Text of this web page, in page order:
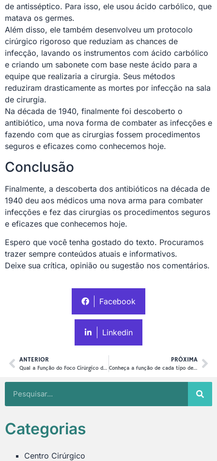
de antisséptico. Para isso, ele usou ácido carbólico, que
matava os germes.
Além disso, ele também desenvolveu um protocolo
cirúrgico rigoroso que reduziam as chances de
infecção, lavando os instrumentos com ácido carbólico
e criando um sabonete com base neste ácido para a
equipe que realizaria a cirurgia. Seus métodos
reduziram drasticamente as mortes por infecção na sala
de cirurgia.
Na década de 1940, finalmente foi descoberto o
antibiótico, uma nova forma de combater as infecções e
fazendo com que as cirurgias fossem procedimentos
seguros e eficazes como conhecemos hoje.
Conclusão
Finalmente, a descoberta dos antibióticos na década de
1940 deu aos médicos uma nova arma para combater
infecções e fez das cirurgias os procedimentos seguros
e eficazes que conhecemos hoje.
Espero que você tenha gostado do texto. Procuramos
trazer sempre conteúdos atuais e informativos.
Deixe sua crítica, opinião ou sugestão nos comentários.
Facebook
Linkedin
ANTERIOR
Qual a Função do Foco Cirúrgico de Teto
PRÓXIMA
Conheça a função de cada tipo de Foco Cirúrgico
Categorias
Centro Cirúrgico